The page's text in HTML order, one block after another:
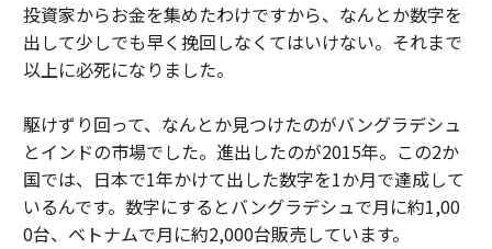
投資家からお金を集めたわけですから、なんとか数字を
出して少しでも早く挽回しなくてはいけない。それまで
以上に必死になりました。
駆けずり回って、なんとか見つけたのがバングラデシュ
とインドの市場でした。進出したのが2015年。この2か
国では、日本で1年かけて出した数字を1か月で達成して
いるんです。数字にするとバングラデシュで月に約1,00
0台、ベトナムで月に約2,000台販売しています。